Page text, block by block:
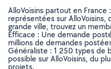
AlloVoisins partout en
représentées sur AlloVoisins,
grande ville, trouvez un
Efficace : Une demande
millions de demandes
Généraliste : 1 250 types de
possible sur AlloVoisins, du
projets.